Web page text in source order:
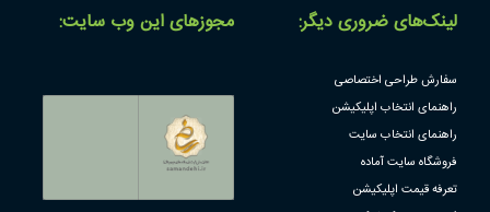
لینک‌های ضروری دیگر:
سفارش طراحی اختصاصی
راهنمای انتخاب اپلیکیشن
راهنمای انتخاب سایت
فروشگاه سایت آماده
تعرفه قیمت اپلیکیشن
مجوز‌های این وب سایت: